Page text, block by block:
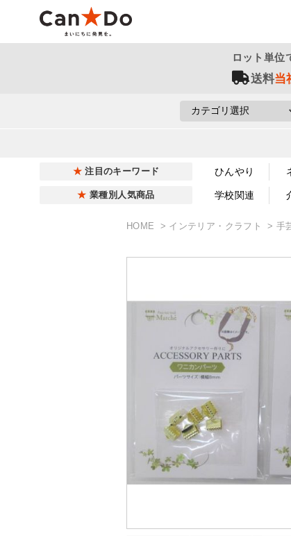
ロット単位
送料当
注目のキーワード ひんやり
業種別人気商品 学校関連
HOME インテリア・クラフト 手